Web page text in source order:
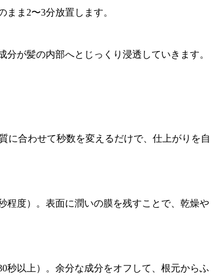
ま2〜3分放置します。
が髪の内部へとじっくり浸透していきます。
に合わせて秒数を変えるだけで、仕上がりを自
程度）。表面に潤いの膜を残すことで、乾燥や
秒以上）。余分な成分をオフして、根元からふ